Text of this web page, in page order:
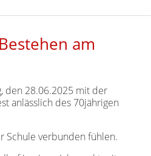
am
den 28.06.2025 mit der
anlässlich des 70jährigen
Schule verbunden fühlen.